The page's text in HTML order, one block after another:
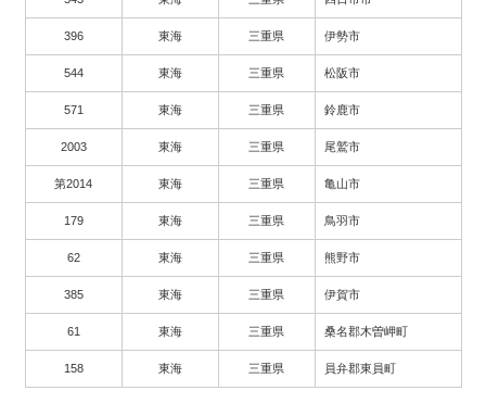
396 東海 三重県 伊勢市
544 東海 三重県 松阪市
571 東海 三重県 鈴鹿市
2003 東海 三重県 尾鷲市
第2014 東海 三重県 亀山市
179 東海 三重県 鳥羽市
62 東海 三重県 熊野市
385 東海 三重県 伊賀市
61 東海 三重県 桑名郡木曽岬町
158 東海 三重県 員弁郡東員町